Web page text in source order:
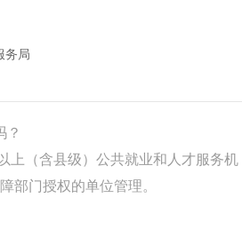
务局
？
上（含县级）公共就业和人才服务机
部门授权的单位管理。